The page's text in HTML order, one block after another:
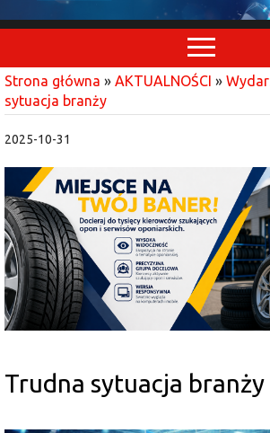
Strona główna » AKTUALNOŚCI »
sytuacja branży
2025-10-31
Trudna sytuacja branży